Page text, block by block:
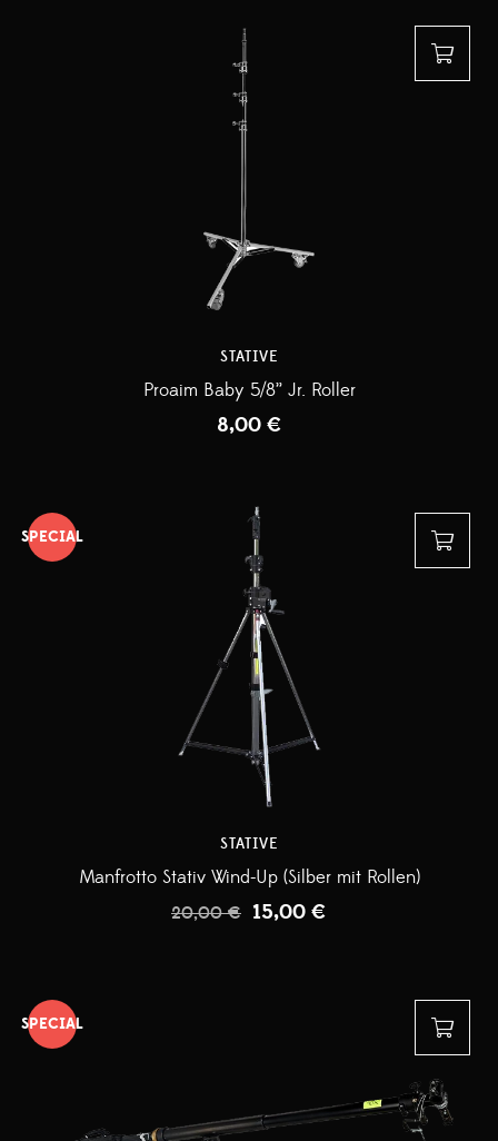
STATIVE
Proaim Baby 5/8” Jr. Roller
8,00 €
SPECIAL
STATIVE
Manfrotto Stativ Wind-Up (Silber mit Rollen)
20,00€ 15,00 €
SPECIAL